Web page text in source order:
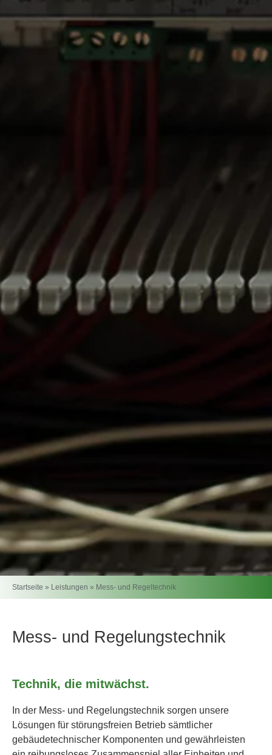
Startseite » Leistungen » Mess- und Regeltechnik
Mess- und Regelungstechnik
Technik, die mitwächst.
In der Mess- und Regelungstechnik sorgen unsere
Lösungen für störungsfreien Betrieb sämtlicher
gebäudetechnischer Komponenten und gewährleisten